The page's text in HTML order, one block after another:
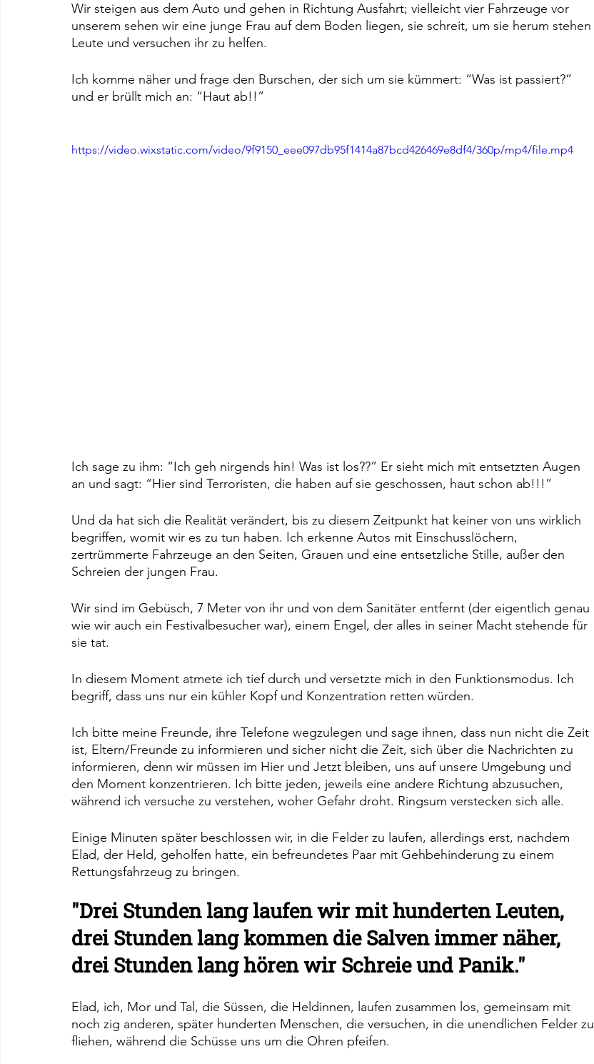
Wir steigen aus dem Auto und gehen in Richtung Ausfahrt; vielleicht vier Fahrzeuge vor
unserem sehen wir eine junge Frau auf dem Boden liegen, sie schreit, um sie herum stehen
Leute und versuchen ihr zu helfen.
Ich komme näher und frage den Burschen, der sich um sie kümmert: “Was ist passiert?”
und er brüllt mich an: “Haut ab!!”
https://video.wixstatic.com/video/9f9150_eee097db95f1414a87bcd426469e8df4/360p/mp4/file.mp4
Ich sage zu ihm: “Ich geh nirgends hin! Was ist los??” Er sieht mich mit entsetzten Augen
an und sagt: “Hier sind Terroristen, die haben auf sie geschossen, haut schon ab!!!”
Und da hat sich die Realität verändert, bis zu diesem Zeitpunkt hat keiner von uns wirklich
begriffen, womit wir es zu tun haben. Ich erkenne Autos mit Einschusslöchern,
zertrümmerte Fahrzeuge an den Seiten, Grauen und eine entsetzliche Stille, außer den
Schreien der jungen Frau.
Wir sind im Gebüsch, 7 Meter von ihr und von dem Sanitäter entfernt (der eigentlich genau
wie wir auch ein Festivalbesucher war), einem Engel, der alles in seiner Macht stehende für
sie tat.
In diesem Moment atmete ich tief durch und versetzte mich in den Funktionsmodus. Ich
begriff, dass uns nur ein kühler Kopf und Konzentration retten würden.
Ich bitte meine Freunde, ihre Telefone wegzulegen und sage ihnen, dass nun nicht die Zeit
ist, Eltern/Freunde zu informieren und sicher nicht die Zeit, sich über die Nachrichten zu
informieren, denn wir müssen im Hier und Jetzt bleiben, uns auf unsere Umgebung und
den Moment konzentrieren. Ich bitte jeden, jeweils eine andere Richtung abzusuchen,
während ich versuche zu verstehen, woher Gefahr droht. Ringsum verstecken sich alle.
Einige Minuten später beschlossen wir, in die Felder zu laufen, allerdings erst, nachdem
Elad, der Held, geholfen hatte, ein befreundetes Paar mit Gehbehinderung zu einem
Rettungsfahrzeug zu bringen.
"Drei Stunden lang laufen wir mit hunderten Leuten,
drei Stunden lang kommen die Salven immer näher,
drei Stunden lang hören wir Schreie und Panik."
Elad, ich, Mor und Tal, die Süssen, die Heldinnen, laufen zusammen los, gemeinsam mit
noch zig anderen, später hunderten Menschen, die versuchen, in die unendlichen Felder zu
fliehen, während die Schüsse uns um die Ohren pfeifen.